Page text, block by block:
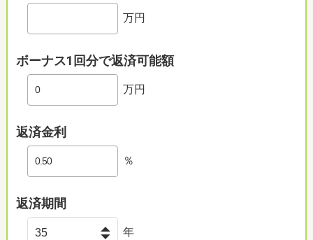
万円
ボーナス1回分で返済可能額
万円
返済金利
％
返済期間
年